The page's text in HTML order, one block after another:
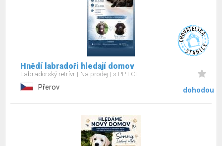
Hnědí labradoři hledají domov
Labradorský retrívr Na prodej s PP FCI
Přerov dohodou